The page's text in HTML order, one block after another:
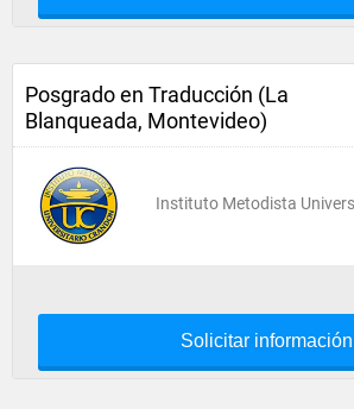
Posgrado en Traducción (La
Blanqueada, Montevideo)
Instituto Metodista
Solicitar información